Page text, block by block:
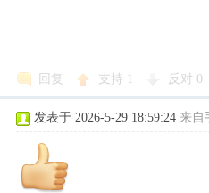
回复 支持 反对 0
发表于 2026-5-29 18:59:24 来自